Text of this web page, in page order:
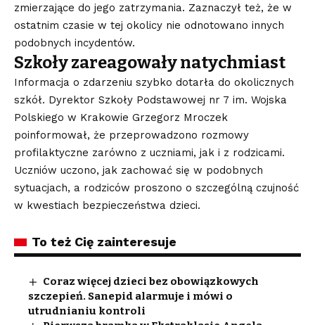
zmierzające do jego zatrzymania. Zaznaczył też, że w
ostatnim czasie w tej okolicy nie odnotowano innych
podobnych incydentów.
Szkoły zareagowały natychmiast
Informacja o zdarzeniu szybko dotarła do okolicznych
szkół. Dyrektor Szkoły Podstawowej nr 7 im. Wojska
Polskiego w Krakowie Grzegorz Mroczek
poinformował, że przeprowadzono rozmowy
profilaktyczne zarówno z uczniami, jak i z rodzicami.
Uczniów uczono, jak zachować się w podobnych
sytuacjach, a rodziców proszono o szczególną czujność
w kwestiach bezpieczeństwa dzieci.
To też Cię zainteresuje
Coraz więcej dzieci bez obowiązkowych
szczepień. Sanepid alarmuje i mówi o
utrudnianiu kontroli